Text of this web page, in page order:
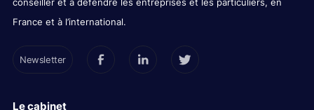
France et à l’international.
Newsletter
Le cabinet